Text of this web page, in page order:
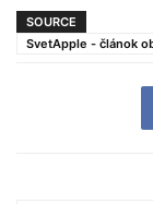
SOURCE
SvetApple - článok